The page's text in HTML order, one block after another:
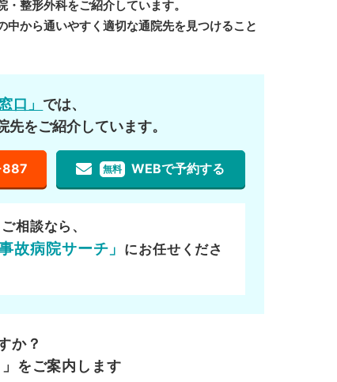
整形外科をご紹介しています。
中から通いやすく適切な通院先を見つけること
口」 では、
先をご紹介しています。
無料 WEBで予約する
相談なら、
故病院サーチ」 にお任せくださ
か？
をご案内します